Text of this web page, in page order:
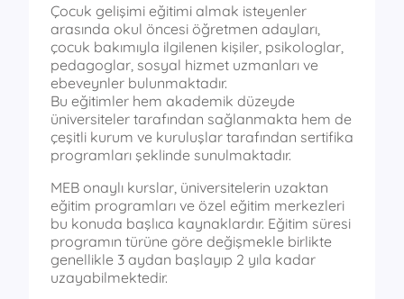
Çocuk gelişimi eğitimi almak isteyenler
arasında okul öncesi öğretmen adayları,
çocuk bakımıyla ilgilenen kişiler, psikologlar,
pedagoglar, sosyal hizmet uzmanları ve
ebeveynler bulunmaktadır.
Bu eğitimler hem akademik düzeyde
üniversiteler tarafından sağlanmakta hem de
çeşitli kurum ve kuruluşlar tarafından sertifika
programları şeklinde sunulmaktadır.
MEB onaylı kurslar, üniversitelerin uzaktan
eğitim programları ve özel eğitim merkezleri
bu konuda başlıca kaynaklardır. Eğitim süresi
programın türüne göre değişmekle birlikte
genellikle 3 aydan başlayıp 2 yıla kadar
uzayabilmektedir.